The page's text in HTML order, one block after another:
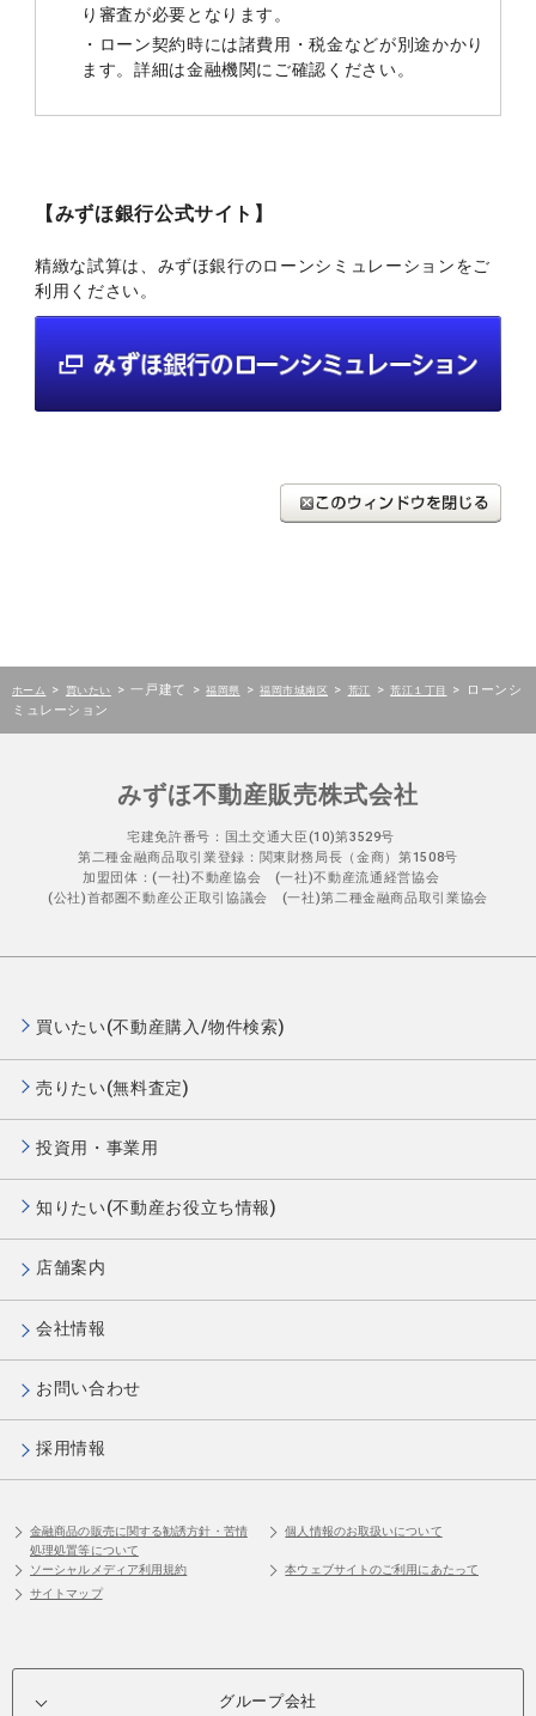
り審査が必要となります。
・ローン契約時には諸費用・税金などが別途かかり
ます。詳細は金融機関にご確認ください。
【みずほ銀行公式サイト】
精緻な試算は、みずほ銀行のローンシミュレーションをご
利用ください。
ホーム > 買いたい > 一戸建て > 福岡県 > 福岡市城南区 > 荒江 > 荒江１丁目 >
ローンシ
ミュレーション
みずほ不動産販売株式会社
宅建免許番号：国土交通大臣(10)第3529号
第二種金融商品取引業登録：関東財務局長（金商）第1508号
加盟団体：(一社)不動産協会 (一社)不動産流通経営協会
(公社)首都圏不動産公正取引協議会 (一社)第二種金融商品取引業協会
買いたい(不動産購入/物件検索)
売りたい(無料査定)
投資用・事業用
知りたい(不動産お役立ち情報)
店舗案内
会社情報
お問い合わせ
採用情報
金融商品の販売に関する勧誘方針・苦情
処理処置等について
個人情報のお取扱いについて
ソーシャルメディア利用規約
本ウェブサイトのご利用にあたって
サイトマップ
グループ会社